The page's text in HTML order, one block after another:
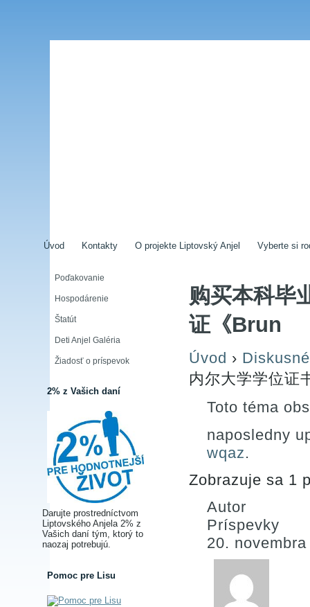
Úvod Kontakty O projekte Liptovský Anjel Vyberte si
Poďakovanie
Hospodárenie
Štatút
Deti Anjel Galéria
Žiadosť o príspevok
2% z Vašich daní
Darujte prostredníctvom
Liptovského Anjela 2% z
Vašich daní tým, ktorý to
naozaj potrebujú.
Pomoc pre Lisu
购买本科毕
证《Brun
Úvod ›
内尔大学学位证
Toto téma
naposledny
wqaz.
Zobrazuje sa 1
Autor
Príspevky
20.